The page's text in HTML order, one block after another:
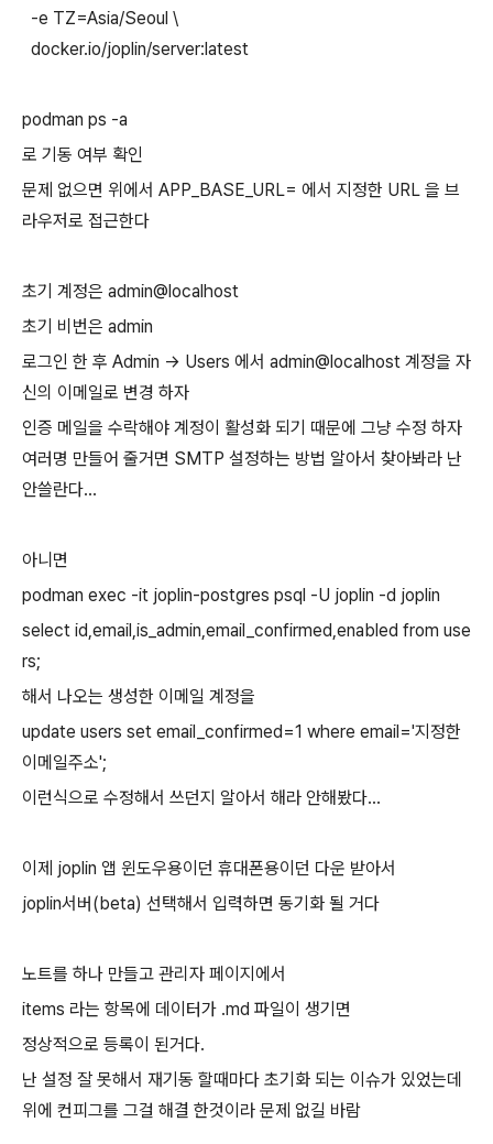
-e TZ=Asia/Seoul \
docker.io/joplin/server:latest
podman ps -a
로 기동 여부 확인
문제 없으면 위에서 APP_BASE_URL= 에서 지정한 URL 을 브
라우저로 접근한다
초기 계정은 admin@localhost
초기 비번은 admin
로그인 한 후 Admin -> Users 에서 admin@localhost 계정을 자
신의 이메일로 변경 하자
인증 메일을 수락해야 계정이 활성화 되기 때문에 그냥 수정 하자
여러명 만들어 줄거면 SMTP 설정하는 방법 알아서 찾아봐라 난
안쓸란다...
아니면
podman exec -it joplin-postgres psql -U joplin -d joplin
select id,email,is_admin,email_confirmed,enabled from use
rs;
해서 나오는 생성한 이메일 계정을
update users set email_confirmed=1 where email='지정한
이메일주소';
이런식으로 수정해서 쓰던지 알아서 해라 안해봤다...
이제 joplin 앱 윈도우용이던 휴대폰용이던 다운 받아서
joplin서버(beta) 선택해서 입력하면 동기화 될 거다
노트를 하나 만들고 관리자 페이지에서
items 라는 항목에 데이터가 .md 파일이 생기면
정상적으로 등록이 된거다.
난 설정 잘 못해서 재기동 할때마다 초기화 되는 이슈가 있었는데
위에 컨피그를 그걸 해결 한것이라 문제 없길 바람